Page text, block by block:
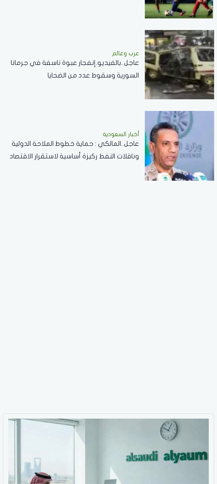
عرب وعالم
عاجل..بالفيديو.إنفجار عبوة ناسفة في جرمانا
السورية وسقوط عدد من الضحايا
أخبار السعودية
عاجل..المالكي : حماية خطوط الملاحة الدولية
وناقلات النفط ركيزة أساسية لاستقرار الاقتصاد